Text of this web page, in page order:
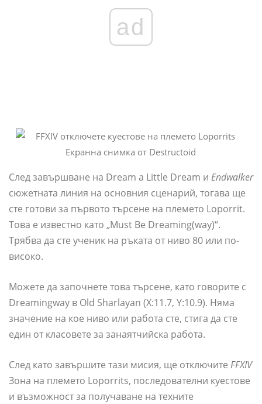
ad
Екранна снимка от Destructoid
След завършване на Dream a Little Dream и Endwalker
сюжетната линия на основния сценарий, тогава ще
сте готови за първото търсене на племето Loporrit.
Това е известно като „Must Be Dreaming(way)“.
Трябва да сте ученик на ръката от ниво 80 или по-
високо.
Можете да започнете това търсене, като говорите с
Dreamingway в Old Sharlayan (X:11.7, Y:10.9). Няма
значение на кое ниво или работа сте, стига да сте
един от класовете за занаятчийска работа.
След като завършите тази мисия, ще отключите FFXIV
Зона на племето Loporrits, последователни куестове
и възможност за получаване на техните